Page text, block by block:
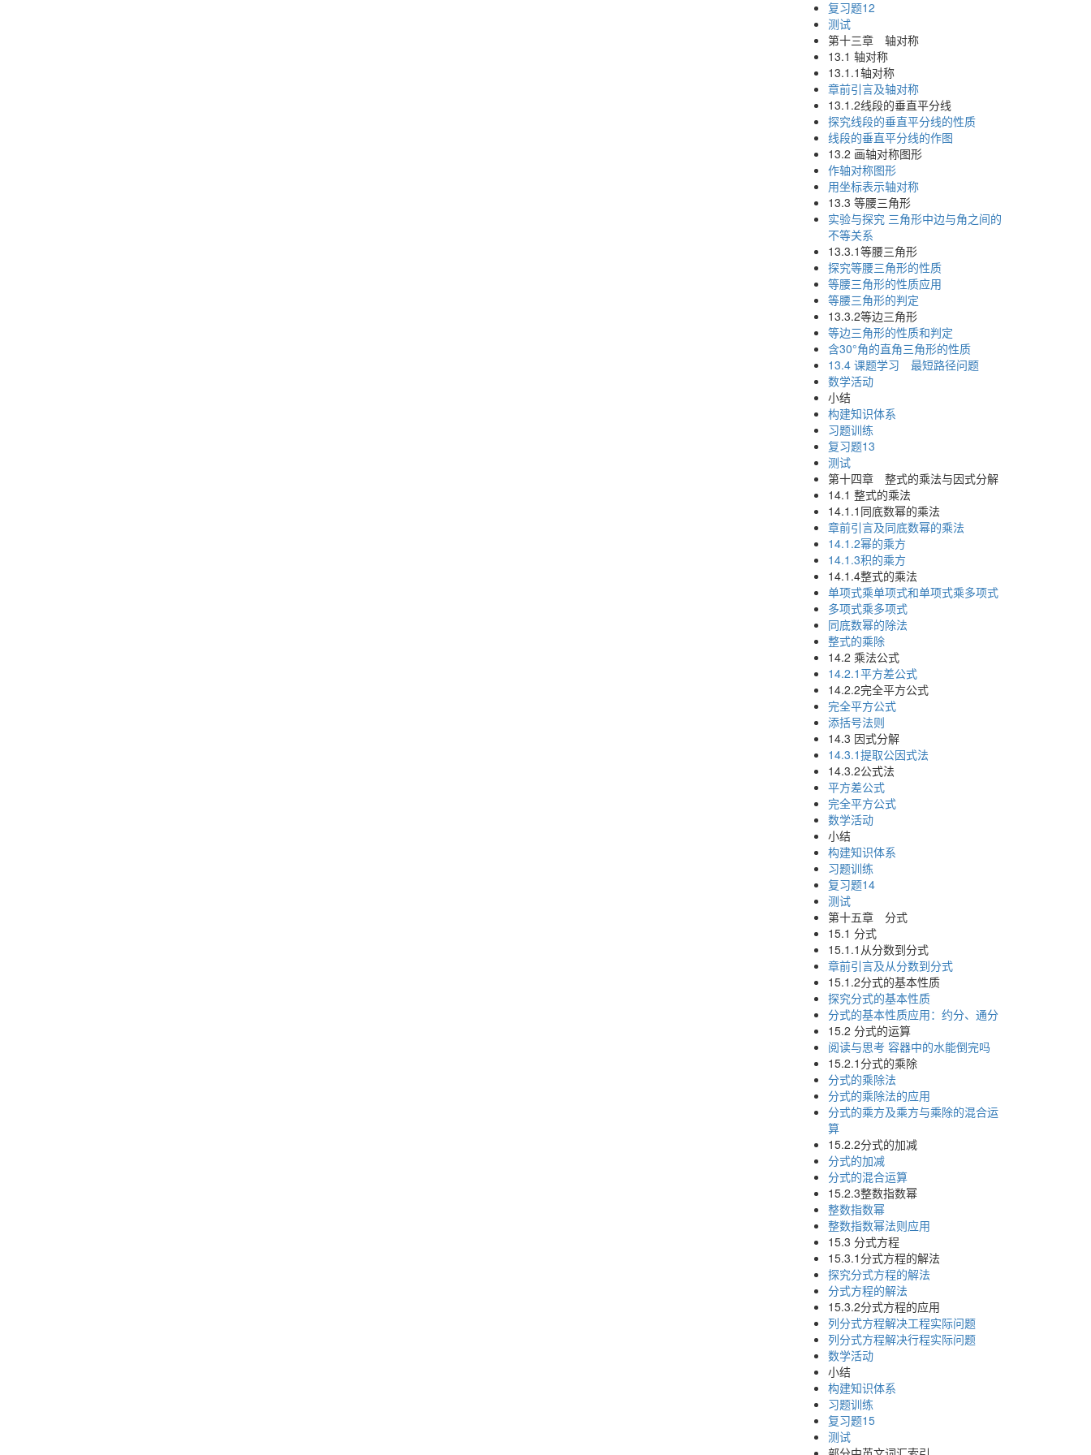
复习题12
测试
第十三章 轴对称
13.1 轴对称
13.1.1轴对称
章前引言及轴对称
13.1.2线段的垂直平分线
探究线段的垂直平分线的性质
线段的垂直平分线的作图
13.2 画轴对称图形
作轴对称图形
用坐标表示轴对称
13.3 等腰三角形
实验与探究 三角形中边与角之间的
不等关系
13.3.1等腰三角形
探究等腰三角形的性质
等腰三角形的性质应用
等腰三角形的判定
13.3.2等边三角形
等边三角形的性质和判定
含30°角的直角三角形的性质
13.4 课题学习 最短路径问题
数学活动
小结
构建知识体系
习题训练
复习题13
测试
第十四章 整式的乘法与因式分解
14.1 整式的乘法
14.1.1同底数幂的乘法
章前引言及同底数幂的乘法
14.1.2幂的乘方
14.1.3积的乘方
14.1.4整式的乘法
单项式乘单项式和单项式乘多项式
多项式乘多项式
同底数幂的除法
整式的乘除
14.2 乘法公式
14.2.1平方差公式
14.2.2完全平方公式
完全平方公式
添括号法则
14.3 因式分解
14.3.1提取公因式法
14.3.2公式法
平方差公式
完全平方公式
数学活动
小结
构建知识体系
习题训练
复习题14
测试
第十五章 分式
15.1 分式
15.1.1从分数到分式
章前引言及从分数到分式
15.1.2分式的基本性质
探究分式的基本性质
分式的基本性质应用：约分、通分
15.2 分式的运算
阅读与思考 容器中的水能倒完吗
15.2.1分式的乘除
分式的乘除法
分式的乘除法的应用
分式的乘方及乘方与乘除的混合运
算
15.2.2分式的加减
分式的加减
分式的混合运算
15.2.3整数指数幂
整数指数幂
整数指数幂法则应用
15.3 分式方程
15.3.1分式方程的解法
探究分式方程的解法
分式方程的解法
15.3.2分式方程的应用
列分式方程解决工程实际问题
列分式方程解决行程实际问题
数学活动
小结
构建知识体系
习题训练
复习题15
测试